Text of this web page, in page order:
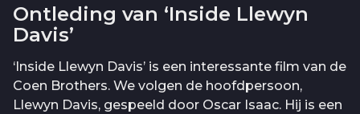
Ontleding van ‘Inside Llewyn
Davis’
‘Inside Llewyn Davis’ is een interessante film van de
Coen Brothers. We volgen de hoofdpersoon,
Llewyn Davis, gespeeld door Oscar Isaac. Hij is een